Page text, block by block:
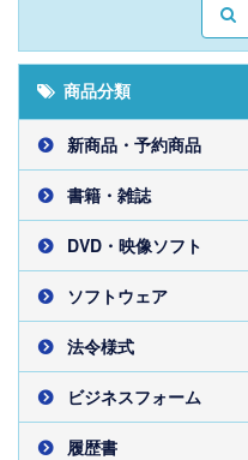
商品分類
新商品・予約商品
書籍・雑誌
DVD・映像ソフト
ソフトウェア
法令様式
ビジネスフォーム
履歴書